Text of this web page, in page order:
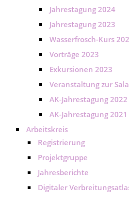
Jahrestagung 2024
Jahrestagung 2023
Wasserfrosch-Kurs
Vorträge 2023
Exkursionen 2023
Veranstaltung zur
AK-Jahrestagung 2022
AK-Jahrestagung 2021
Arbeitskreis
Registrierung
Projektgruppe
Jahresberichte
Digitaler